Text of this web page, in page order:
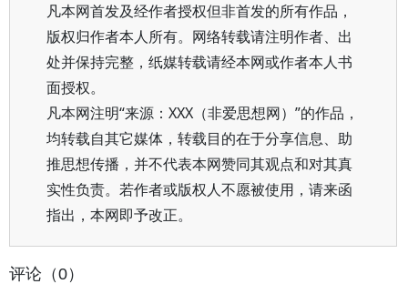
凡本网首发及经作者授权但非首发的所有作品，
版权归作者本人所有。网络转载请注明作者、出
处并保持完整，纸媒转载请经本网或作者本人书
面授权。
凡本网注明“来源：XXX（非爱思想网）”的作品，
均转载自其它媒体，转载目的在于分享信息、助
推思想传播，并不代表本网赞同其观点和对其真
实性负责。若作者或版权人不愿被使用，请来函
指出，本网即予改正。
评论（0）